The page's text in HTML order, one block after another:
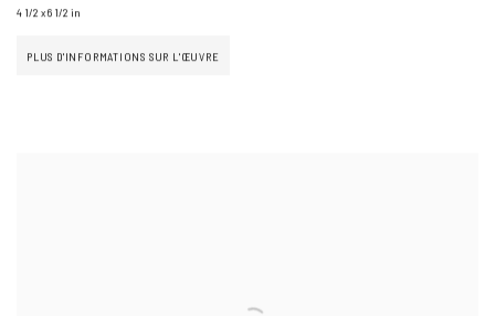
4 1/2 x 6 1/2 in
PLUS D'INFORMATIONS SUR L'ŒUVRE